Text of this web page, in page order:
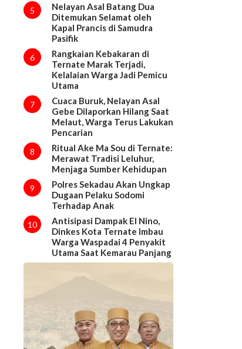
5
Nelayan Asal Batang Dua
Ditemukan Selamat oleh
Kapal Prancis di Samudra
Pasifik
6
Rangkaian Kebakaran di
Ternate Marak Terjadi,
Kelalaian Warga Jadi Pemicu
Utama
7
Cuaca Buruk, Nelayan Asal
Gebe Dilaporkan Hilang Saat
Melaut, Warga Terus Lakukan
Pencarian
8
Ritual Ake Ma Sou di Ternate:
Merawat Tradisi Leluhur,
Menjaga Sumber Kehidupan
9
Polres Sekadau Akan Ungkap
Dugaan Pelaku Sodomi
Terhadap Anak
10
Antisipasi Dampak El Nino,
Dinkes Kota Ternate Imbau
Warga Waspadai 4 Penyakit
Utama Saat Kemarau Panjang